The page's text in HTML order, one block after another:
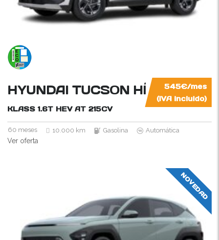
545€/mes
(IVA incluido)
HYUNDAI TUCSON HÍBRIDO NO
KLASS 1.6T HEV AT 215CV
60 meses 10.000 km Gasolina Automática
Ver oferta
NOVEDAD